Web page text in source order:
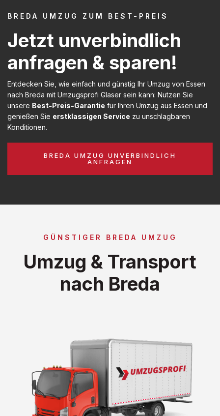
BREDA UMZUG ZUM BEST-PREIS
Jetzt unverbindlich
anfragen & sparen!
Entdecken Sie, wie einfach und günstig Ihr Umzug von Essen
nach Breda mit Umzugsprofi Glaser sein kann: Nutzen Sie
unsere Best-Preis-Garantie für Ihren Umzug aus Essen und
genießen Sie erstklassigen Service zu unschlagbaren
Konditionen.
BREDA UMZUG UNVERBINDLICH
ANFRAGEN
GÜNSTIGER BREDA UMZUG
Umzug & Transport
nach Breda